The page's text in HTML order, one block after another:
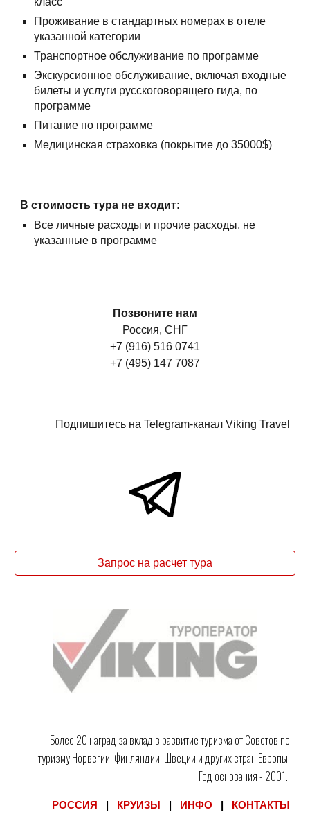
Проживание в стандартных номерах в отеле
указанной категории
Транспортное обслуживание по программе
Экскурсионное обслуживание, включая входные
билеты и услуги русскоговорящего гида, по
программе
Питание по программе
Медицинская страховка (покрытие до 35000$)
В стоимость тура не входит:
Все личные расходы и прочие расходы, не
указанные в программе
Позвоните нам
Россия, СНГ
+7 (916) 516 0741
+7 (495) 147 7087
Подпишитесь на Telegram-канал Viking Travel
Запрос на расчет тура
Более 20 наград за вклад в развитие туризма от Советов по
туризму Норвегии, Финляндии, Швеции и других стран Европы.
Год основания - 2001.
РОССИЯ КРУИЗЫ ИНФО КОНТАКТЫ